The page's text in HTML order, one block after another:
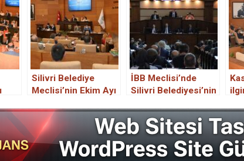
Silivri Belediye
Meclisi’nin Ekim Ayı
yapılacak
İBB Meclisi’nde
Silivri Belediyesi’nin
edildi